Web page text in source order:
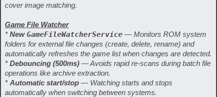
cover image matching.
Game File Watcher
* NewGameFileWatcherService — Monitors ROM system
folders for external file changes (create, delete, rename) and
automatically refreshes the game list when changes are detected.
* Debouncing (500ms) — Avoids rapid re-scans during batch file
operations like archive extraction.
* Automatic start/stop — Watching starts and stops
automatically when switching between systems.